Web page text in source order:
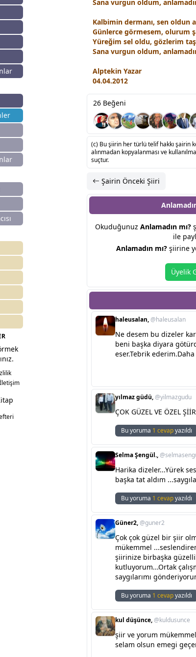
Sana vurgun oldum,
Kalbimin dermanı, sen oldun
Günlerce görmesem, olurum ş
Yüreğim sel oldu, gözlerim t
Sana vurgun oldum,
Alptekin Yazar
04.04.2012
26 Beğeni
(c) Bu şiirin her türlü telif hakkı şairin
alınmadan kopyalanması ve
suçtur.
Şairin Önceki Şiiri
Okuduğunuz Anlamadın mı?
ile
Anlamadın mı? şiirine
Üyelik
haleusalan,@haleusalan
Ne desem bu dizeler
beni başka diyara
eser.Tebrik
yılmaz güdü,@yilmazgudu
ÇOK GÜZEL VE ÖZEL
Bu yoruma 1 cevapyazıldı
Selma Şengül.,
Harika dizeler...Yürek
başka tat aldım
Bu yoruma 1 cevapyazıldı
Güner2,@guner2
Çok çok güzel bir şiir
mükemmel
şiirinize birbaşka
kutluyorum...Ortak
saygılarımı
Bu yoruma 1 cevapyazıldı
kul düşünce,@kuldusunce
şiir ve yorum
selam olsun emegi